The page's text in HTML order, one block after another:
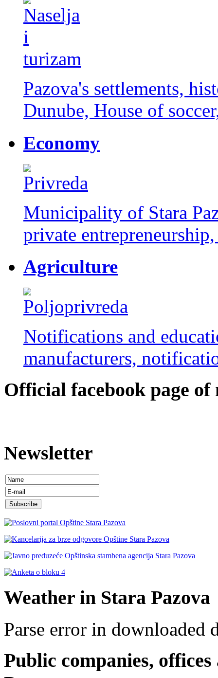
Pazova's settlements,
Dunube, House of
Economy
Municipality of Stara
private
Agriculture
Notifications and
manufacturers,
Оfficial facebook page
Newsletter
Weather in Stara Pazova
Parse error in downloaded
Public companies,